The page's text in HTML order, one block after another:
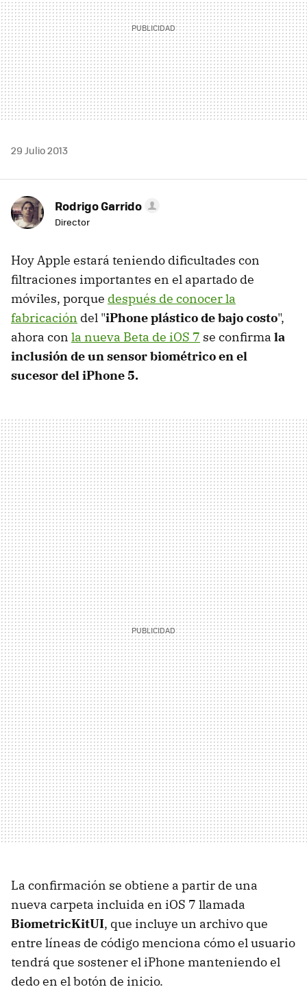
29 Julio 2013
Rodrigo Garrido
Director
Hoy Apple estará teniendo dificultades con
filtraciones importantes en el apartado de
móviles, porque después de conocer la
fabricación del "iPhone plástico de bajo costo",
ahora con la nueva Beta de iOS 7 se confirma la
inclusión de un sensor biométrico en el
sucesor del iPhone 5.
La confirmación se obtiene a partir de una
nueva carpeta incluida en iOS 7 llamada
BiometricKitUI, que incluye un archivo que
entre líneas de código menciona cómo el usuario
tendrá que sostener el iPhone manteniendo el
dedo en el botón de inicio.